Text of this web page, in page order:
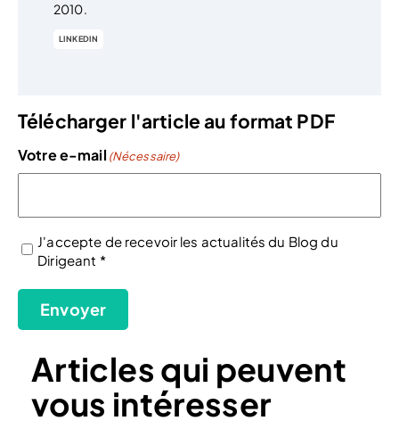
2010.
LINKEDIN
Télécharger l'article au format PDF
Votre e-mail (Nécessaire)
(Nécessaire)
J'accepte de recevoir les actualités du Blog du
Dirigeant *
Envoyer
Articles qui peuvent
vous intéresser